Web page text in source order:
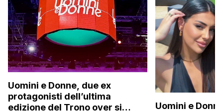
Uomini e Donne, due ex
protagonisti dell’ultima
edizione del Trono over si
Uomini e